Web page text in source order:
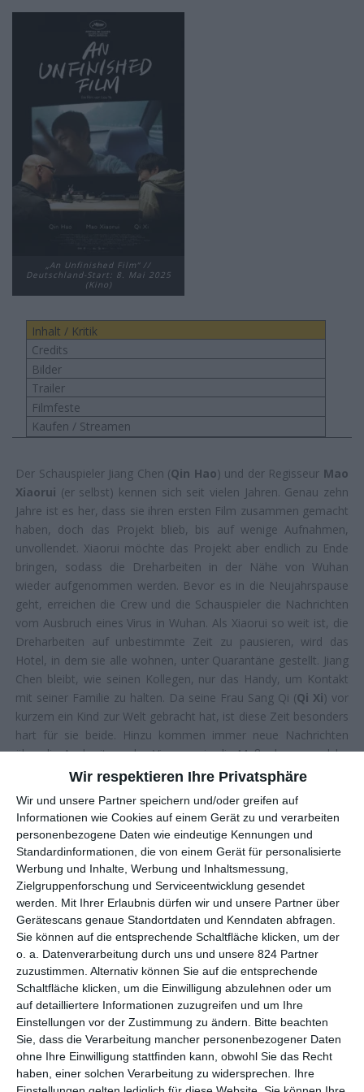
Wir respektieren Ihre Privatsphäre
Wir und unsere Partner speichern und/oder greifen auf
Informationen wie Cookies auf einem Gerät zu und verarbeiten
personenbezogene Daten wie eindeutige Kennungen und
Standardinformationen, die von einem Gerät für personalisierte
Werbung und Inhalte, Werbung und Inhaltsmessung,
Zielgruppenforschung und Serviceentwicklung gesendet
werden.
Mit Ihrer Erlaubnis dürfen wir und unsere Partner über
Gerätescans genaue Standortdaten und Kenndaten abfragen.
Sie können auf die entsprechende Schaltfläche klicken, um der
o. a. Datenverarbeitung durch uns und unsere 824 Partner
zuzustimmen. Alternativ können Sie auf die entsprechende
Schaltfläche klicken, um die Einwilligung abzulehnen oder um
auf detailliertere Informationen zuzugreifen und um Ihre
Einstellungen vor der Zustimmung zu ändern.
Bitte beachten
Sie, dass die Verarbeitung mancher personenbezogener Daten
ohne Ihre Einwilligung stattfinden kann, obwohl Sie das Recht
haben, einer solchen Verarbeitung zu widersprechen. Ihre
„An Unfinished Film“ //
Deutschland-Start: 8. Mai 2025
(Kino)
Inhalt / Kritik
Credits
Bilder
Trailer
Filmfeste
Kaufen / Streamen
Der Schauspieler Jiang Chen (Qin Hao) und der Regisseur Mao
Xiaorui (er selbst) kennen sich seit vielen Jahren. Genau zehn
Jahre ist es her, dass sie ihren ersten Film zusammen gemacht
haben, doch das Projekt blieb, bis auf wenige Aufnahmen,
unvollendet. Xiaorui möchte das Projekt aber endlich zu Ende
bringen, sodass die Dreharbeiten in der Nähe von Wuhan
wieder aufgenommen werden. Bevor es in die Neujahrspause
geht, erreichen die Crew und die Schauspieler die Nachrichten
vom Ausbruch eines Virus in Wuhan. Als Xiaorui so weit ist, die
Dreharbeiten auf unbestimmte Zeit zu pausieren, wird das
Hotel, in dem sie alle wohnen, unter Quarantäne gestellt. Jiang
Chen bleibt, wie seinen Kollegen, nur das Handy, um Kontakt
mit seiner Familie zu halten. Da seine Frau Sang Qi (Qi Xi) vor
kurzem ein Kind zur Welt gebracht hat, ist diese Zeit besonders
hart für sie beide. Hinzu kommen immer neue Nachrichten
über die Ausbreitung des Virus sowie die Maßnahmen, welche
die Regierung ergreift, um die Krankheit einzudämmen.
EIN „FERTIGER“ FILM
Für den chinesischen RegisseurLou Ye(Suzhou River) ist ein
Film, der nicht fertig ist, nicht unbedingt etwas Schlechtes. Aus
kommerzieller Sicht kann man dies natürlich anders sehen,
doch Ye sieht es eher als Chance, etwas Anderes mit dem
Material zu machen und einen neuen Film zu schaffen. Als die
Pandemie den kulturellen Sektor lahm legte und lange Zeit
keine Filme mehr gedreht werden durften, nutzte Ye, wie viele
seiner Kollegen, die Gelegenheit, alles aufzunehmen, was um
ihn herum passierte. Es war ein Ereignis, was mit großer
Unsicherheit und Angst verbunden war, auf seine Zukunft
bezogen, aber genauso auf seine Gesundheit und die seiner
Familie und Freunde.An Unfinished Film, der auf den
Filmfestspielen in Cannes 2024 seine Premiere feierte, kann